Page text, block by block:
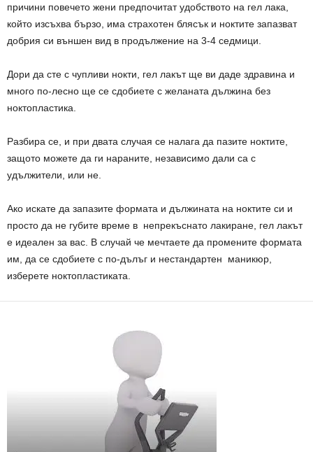
причини повечето жени предпочитат удобството на гел лака,
който изсъхва бързо, има страхотен блясък и ноктите запазват
добрия си външен вид в продължение на 3-4 седмици.
Дори да сте с чупливи нокти, гел лакът ще ви даде здравина и
много по-лесно ще се сдобиете с желаната дължина без
ноктопластика.
Разбира се, и при двата случая се налага да пазите ноктите,
защото можете да ги нараните, независимо дали са с
удължители, или не.
Ако искате да запазите формата и дължината на ноктите си и
просто да не губите време в непрекъснато лакиране, гел лакът
е идеален за вас. В случай че мечтаете да промените формата
им, да се сдобиете с по-дълъг и нестандартен маникюр,
изберете ноктопластиката.